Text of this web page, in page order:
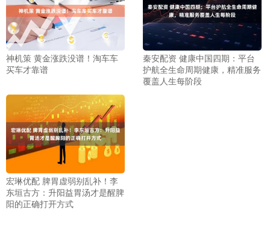
神机策 黄金涨跌没谱！淘车车
买车才靠谱
秦安配资 健康中国四期：平台
护航全生命周期健康，精准服务
覆盖人生每阶段
宏琳优配 脾胃虚弱别乱补！李
东垣古方：升阳益胃汤才是醒脾
阳的正确打开方式